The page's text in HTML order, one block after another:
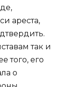
ареста,
так и
того, его
о